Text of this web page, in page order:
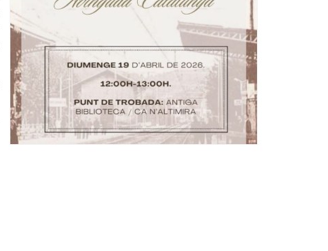
Catàleg de Serveis i Tràmits
Webs Municipals